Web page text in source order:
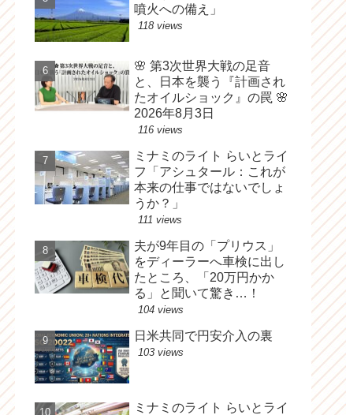
噴火への備え」
118 views
🌸 第3次世界大戦の足音
と、日本を襲う『計画され
たオイルショック』の罠 🌸
2026年8月3日
116 views
ミナミのライト らいとライ
フ「アシュタール：これが
本来の仕事ではないでしょ
うか？」
111 views
夫が9年目の「プリウス」
をディーラーへ車検に出し
たところ、「20万円かか
る」と聞いて驚き…！
104 views
日米共同で円安介入の裏
103 views
ミナミのライト らいとライ